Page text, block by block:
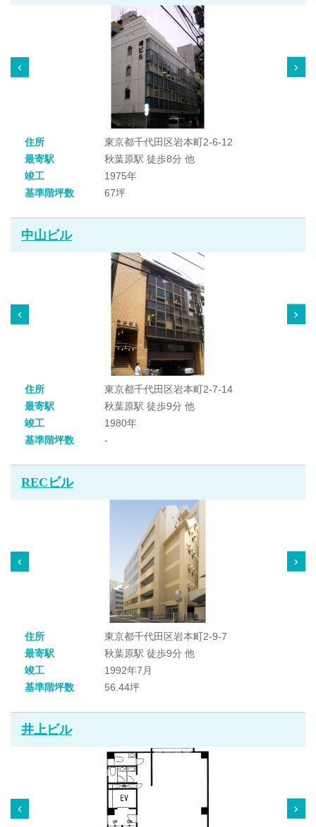
住所
東京都千代田区岩本町2-6-12
最寄駅
秋葉原駅 徒歩8分 他
竣工
1975年
基準階坪数
67坪
中山ビル
住所
東京都千代田区岩本町2-7-14
最寄駅
秋葉原駅 徒歩9分 他
竣工
1980年
基準階坪数
-
RECビル
住所
東京都千代田区岩本町2-9-7
最寄駅
秋葉原駅 徒歩9分 他
竣工
1992年7月
基準階坪数
56.44坪
井上ビル